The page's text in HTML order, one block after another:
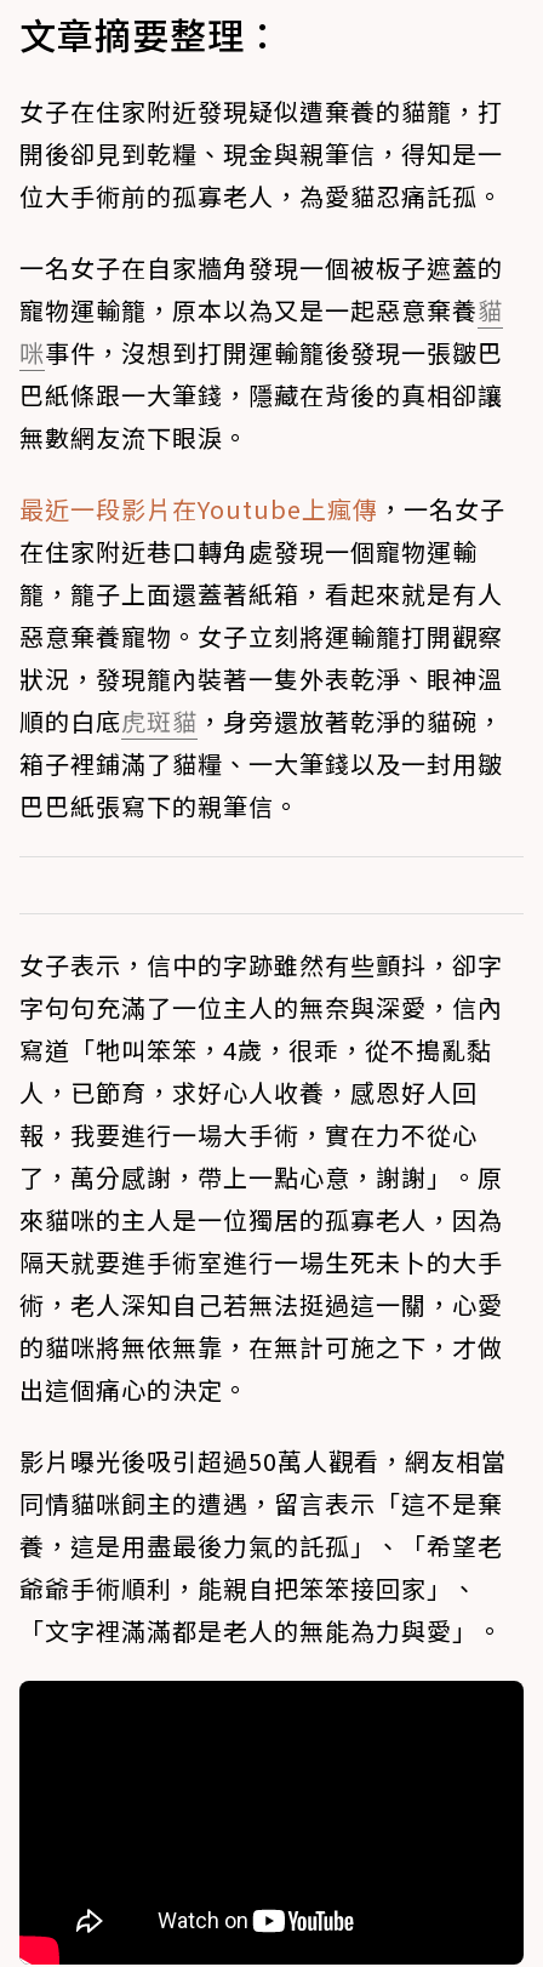
文章摘要整理：
女子在住家附近發現疑似遭棄養的貓籠，打
開後卻見到乾糧、現金與親筆信，得知是一
位大手術前的孤寡老人，為愛貓忍痛託孤。
一名女子在自家牆角發現一個被板子遮蓋的
寵物運輸籠，原本以為又是一起惡意棄養貓
咪事件，沒想到打開運輸籠後發現一張皺巴
巴紙條跟一大筆錢，隱藏在背後的真相卻讓
無數網友流下眼淚。
最近一段影片在Youtube上瘋傳 ，一名女子
在住家附近巷口轉角處發現一個寵物運輸
籠，籠子上面還蓋著紙箱，看起來就是有人
惡意棄養寵物。女子立刻將運輸籠打開觀察
狀況，發現籠內裝著一隻外表乾淨、眼神溫
順的白底虎斑貓 ，身旁還放著乾淨的貓碗，
箱子裡鋪滿了貓糧、一大筆錢以及一封用皺
巴巴紙張寫下的親筆信。
女子表示，信中的字跡雖然有些顫抖，卻字
字句句充滿了一位主人的無奈與深愛，信內
寫道「牠叫笨笨，4歲，很乖，從不搗亂黏
人，已節育，求好心人收養，感恩好人回
報，我要進行一場大手術，實在力不從心
了，萬分感謝，帶上一點心意，謝謝」。原
來貓咪的主人是一位獨居的孤寡老人，因為
隔天就要進手術室進行一場生死未卜的大手
術，老人深知自己若無法挺過這一關，心愛
的貓咪將無依無靠，在無計可施之下，才做
出這個痛心的決定。
影片曝光後吸引超過50萬人觀看，網友相當
同情貓咪飼主的遭遇，留言表示「這不是棄
養，這是用盡最後力氣的託孤」、「希望老
爺爺手術順利，能親自把笨笨接回家」、
「文字裡滿滿都是老人的無能為力與愛」。